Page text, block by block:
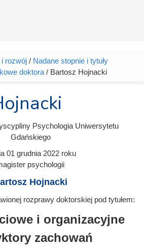
rozwój / Nadane stopnie i tytuły
doktora / Bartosz Hojnacki
Psychologia Uniwersytetu
Gdańskiego
01 grudnia 2022 roku
psychologii
Hojnacki
rozprawy doktorskiej pod tytułem:
i organizacyjne
zachowań